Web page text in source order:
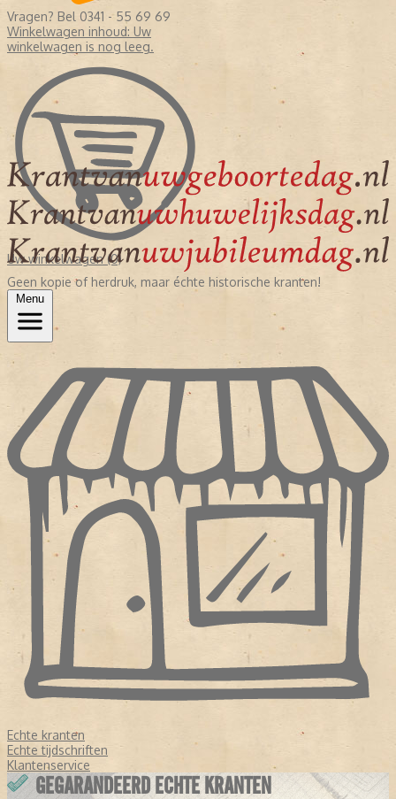
Vragen? Bel 0341 - 55 69 69
Winkelwagen inhoud: Uw
winkelwagen is nog leeg.
Uw winkelwagen (0)
Geen kopie of herdruk, maar échte historische kranten!
Menu
Echte kranten
Echte tijdschriften
Klantenservice
GEGARANDEERD ECHTE KRANTEN